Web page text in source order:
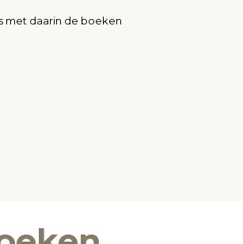
met daarin de boeken